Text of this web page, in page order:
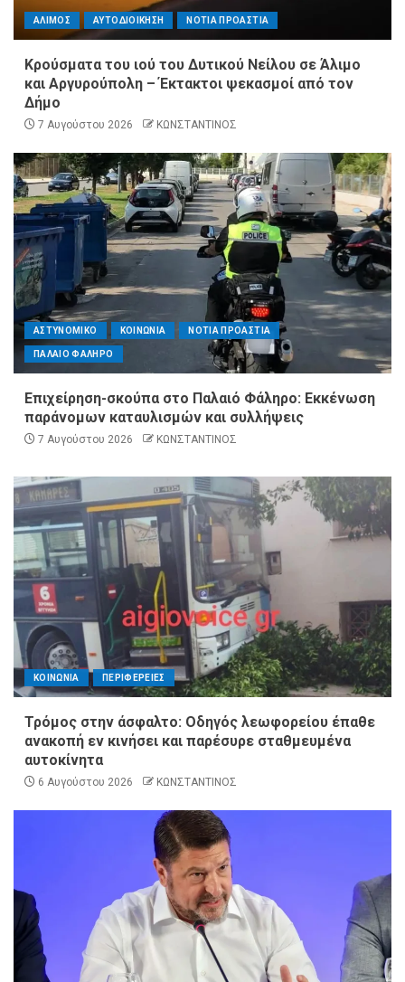
ΑΛΙΜΟΣ ΑΥΤΟΔΙΟΙΚΗΣΗ ΝΟΤΙΑ ΠΡΟΑΣΤΙΑ
Κρούσματα του ιού του Δυτικού Νείλου σε Άλιμο
και Αργυρούπολη – Έκτακτοι ψεκασμοί από τον
Δήμο
7 Αυγούστου 2026 ΚΩΝΣΤΑΝΤΙΝΟΣ
ΑΣΤΥΝΟΜΙΚΟ ΚΟΙΝΩΝΙΑ ΝΟΤΙΑ ΠΡΟΑΣΤΙΑ
ΠΑΛΑΙΟ ΦΑΛΗΡΟ
Επιχείρηση-σκούπα στο Παλαιό Φάληρο: Εκκένωση
παράνομων καταυλισμών και συλλήψεις
7 Αυγούστου 2026 ΚΩΝΣΤΑΝΤΙΝΟΣ
ΚΟΙΝΩΝΙΑ ΠΕΡΙΦΕΡΕΙΕΣ
Τρόμος στην άσφαλτο: Οδηγός λεωφορείου έπαθε
ανακοπή εν κινήσει και παρέσυρε σταθμευμένα
αυτοκίνητα
6 Αυγούστου 2026 ΚΩΝΣΤΑΝΤΙΝΟΣ